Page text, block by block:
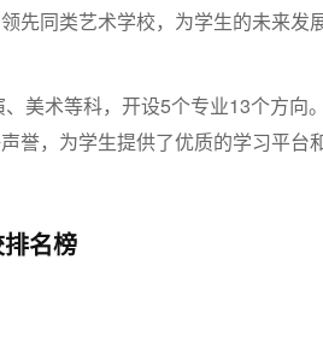
先同类艺术学校，为学生的未来发
美术等科，开设5个专业13个方向。
誉，为学生提供了优质的学习平台
名榜